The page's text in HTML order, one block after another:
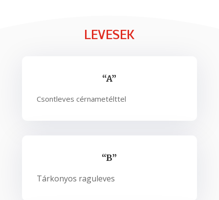
LEVESEK
“A”
Csontleves cérnametélttel
“B”
Tárkonyos raguleves